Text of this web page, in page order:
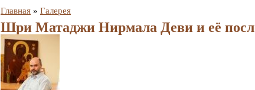
Главная » Галерея
Шри Матаджи Нирмала Деви и её